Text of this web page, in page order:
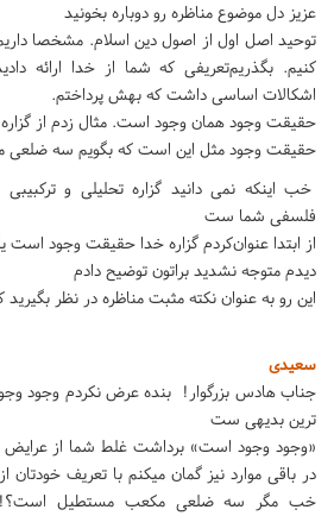
عزیز دل موضوع مناظره رو دوباره بخونید
توحید اصل اول از اصول دین اسلام. مشخصا
کنیم. بگذریم‌تعریفی که شما از خدا ارائه
اشکالات اساسی داشت که بهش پرداختم.
حقیقت وجود همان وجود است. مثال زدم از گزاره
حقیقت وجود مثل این است که بگویم سه
خب اینکه نمی دانید گزاره تحلیلی و
فلسفی شما ست
از ابتدا عنوان‌کردم گزاره خدا حقیقت وجود
دیدم‌ متوجه نشدید براتون توضیح دادم‌
این رو به عنوان نکته مثبت مناظره در نظر
سعیدی
جناب هادس بزرگوار! بنده عرض نکردم وجود
ترین بدیهی ست
«وجود وجود است» برداشت غلط شما از
در باقی موارد نیز گمان میکنم با تعریف
خب مگر سه ضلعی مکعب مستطیل است؟!